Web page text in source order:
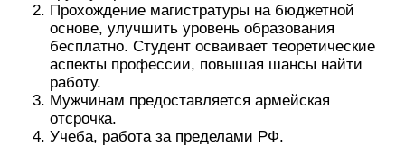
Прохождение магистратуры на бюджетной
основе, улучшить уровень образования
бесплатно. Студент осваивает теоретические
аспекты профессии, повышая шансы найти
работу.
Мужчинам предоставляется армейская
отсрочка.
Учеба, работа за пределами РФ.